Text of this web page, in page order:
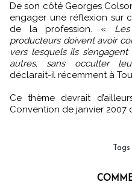
De son côté Georges
engager une réflexion sur
de la profession. «
producteurs doivent avoir
vers lesquels ils
autres, sans occulter
déclarait-il récemment à
Ce thème devrait
Convention de janvier 2007
Tags